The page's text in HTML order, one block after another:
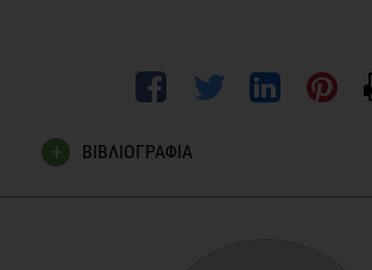
ΒΙΒΛΙΟΓΡΑΦΙΑ